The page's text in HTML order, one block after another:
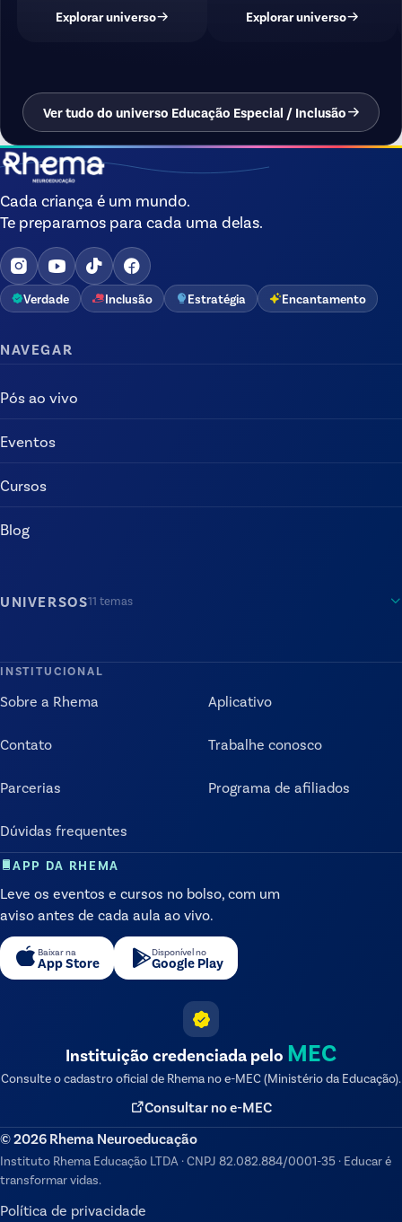
Explorar universo Explorar universo
Ver tudo do universo Educação Especial / Inclusão
Cada criança é um mundo.
Te preparamos para cada uma delas.
Verdade Inclusão Estratégia Encantamento
NAVEGAR
Pós ao vivo
Eventos
Cursos
Blog
UNIVERSOS11 temas
INSTITUCIONAL
Sobre a Rhema Aplicativo
Contato Trabalhe conosco
Parcerias Programa de afiliados
Dúvidas frequentes
APP DA RHEMA
Leve os eventos e cursos no bolso, com um
aviso antes de cada aula ao vivo.
Baixar na
App Store
Disponível no
Google Play
Instituição credenciada pelo MEC
Consulte o cadastro oficial de Rhema no e-MEC (Ministério da Educação).
Consultar no e-MEC
©2026 Rhema Neuroeducação
Instituto Rhema Educação LTDA ·CNPJ 82.082.884/0001-35 · Educar é
transformar vidas.
Política de privacidade